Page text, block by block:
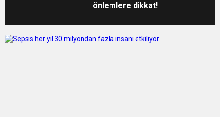
önlemlere dikkat!